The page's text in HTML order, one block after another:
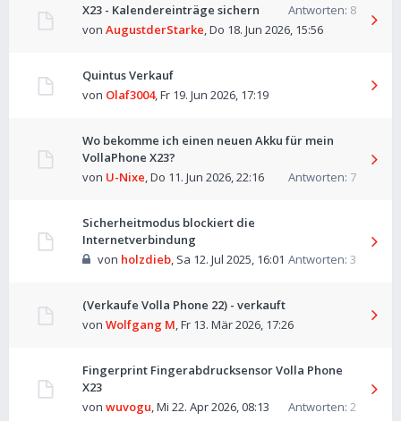
X23 - Kalendereinträge sichern Antworten: 8
von AugustderStarke,Do 18. Jun 2026, 15:56
Quintus Verkauf
von Olaf3004,Fr 19. Jun 2026, 17:19
Wo bekomme ich einen neuen Akku für mein
VollaPhone X23?
Antworten: 7
von U-Nixe,Do 11. Jun 2026, 22:16
Sicherheitmodus blockiert die
Internetverbindung
Antworten: 3
von holzdieb, Sa 12. Jul 2025, 16:01
(Verkaufe Volla Phone 22) - verkauft
von Wolfgang M,Fr 13. Mär 2026, 17:26
Fingerprint Fingerabdrucksensor Volla Phone
X23
Antworten: 2
von wuvogu,Mi 22. Apr 2026, 08:13